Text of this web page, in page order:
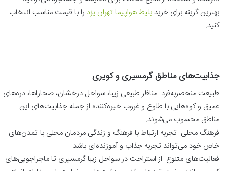
بهترین گزینه برای خریدبلیط هواپیما تهران یزد را با قیمت مناسب انتخاب
کنید.
جذابیت‌های مناطق گرمسیری و کویری
طبیعت منحصربه‌فرد مناظر طبیعی زیبا، سواحل درخشان، صحاراها، دره‌های
عمیق و کوه‌هایی با طلوع و غروب خیره‌کننده از جمله جذابیت‌های این
مناطق محسوب می‌شوند.
فرهنگ محلی تجربه ارتباط با فرهنگ و زندگی مردمان محلی با تمدن‌های
خاص خود می‌تواند تجربه جذاب و آموزنده‌ای باشد.
فعالیت‌های متنوع از استراحت در سواحل زیبا گرمسیری تا ماجراجویی‌های